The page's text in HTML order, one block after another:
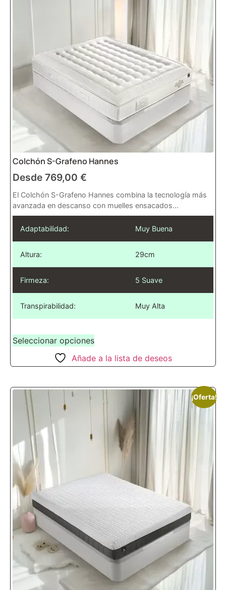
Colchón S-Grafeno Hannes
Desde 769,00 €
El Colchón S-Grafeno Hannes combina la tecnología más
avanzada en descanso con muelles ensacados...
Adaptabilidad: Muy Buena
Altura: 29cm
Firmeza: 5 Suave
Transpirabilidad: Muy Alta
Seleccionar opciones
Añade a la lista de deseos
¡Oferta!